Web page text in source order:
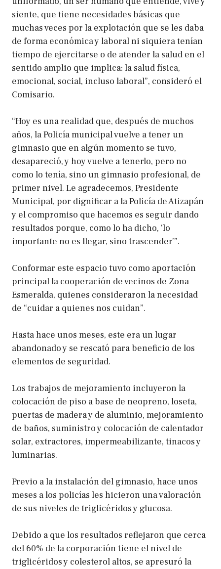
siente, que tiene necesidades básicas que
muchas veces por la explotación que se les daba
de forma económica y laboral ni siquiera tenían
tiempo de ejercitarse o de atender la salud en el
sentido amplio que implica: la salud física,
emocional, social, incluso laboral”, consideró el
Comisario.
“Hoy es una realidad que, después de muchos
años, la Policía municipal vuelve a tener un
gimnasio que en algún momento se tuvo,
desapareció, y hoy vuelve a tenerlo, pero no
como lo tenía, sino un gimnasio profesional, de
primer nivel. Le agradecemos, Presidente
Municipal, por dignificar a la Policía de Atizapán
y el compromiso que hacemos es seguir dando
resultados porque, como lo ha dicho, ‘lo
importante no es llegar, sino trascender’”.
Conformar este espacio tuvo como aportación
principal la cooperación de vecinos de Zona
Esmeralda, quienes consideraron la necesidad
de “cuidar a quienes nos cuidan”.
Hasta hace unos meses, este era un lugar
abandonado y se rescató para beneficio de los
elementos de seguridad.
Los trabajos de mejoramiento incluyeron la
colocación de piso a base de neopreno, loseta,
puertas de madera y de aluminio, mejoramiento
de baños, suministro y colocación de calentador
solar, extractores, impermeabilizante, tinacos y
luminarias.
Previo a la instalación del gimnasio, hace unos
meses a los policías les hicieron una valoración
de sus niveles de triglicéridos y glucosa.
Debido a que los resultados reflejaron que cerca
del 60% de la corporación tiene el nivel de
triglicéridos y colesterol altos, se apresuró la